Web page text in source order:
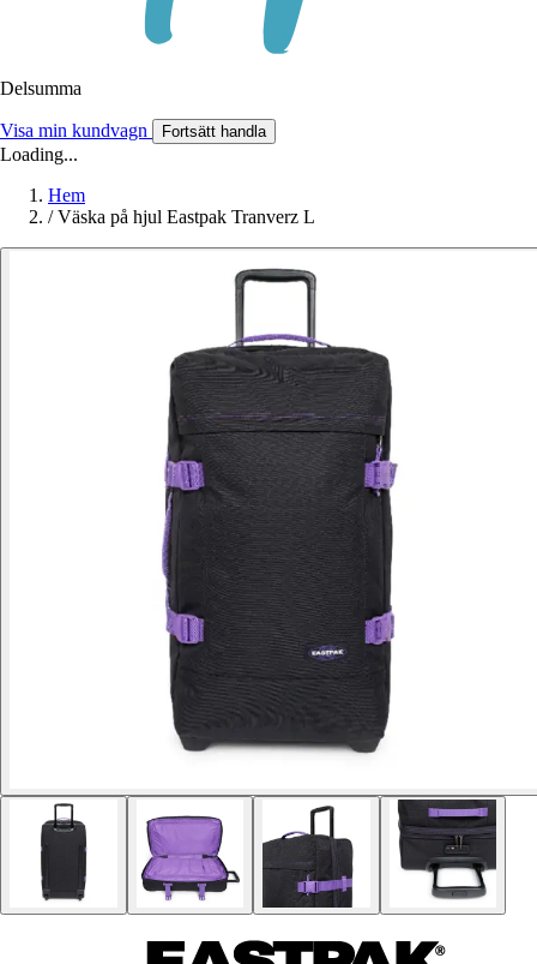
Delsumma
Visa min kundvagn Fortsätt handla
Loading...
Hem
/ Väska på hjul Eastpak Tranverz L